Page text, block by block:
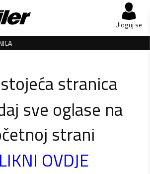
Uloguj se
stranica
sve oglase na
strani
OVDJE